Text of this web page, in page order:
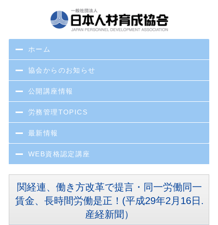
ホーム
協会からのお知らせ
公開講座情報
労務管理TOPICS
最新情報
WEB資格認定講座
関経連、働き方改革で提言・同一労働同一
賃金、長時間労働是正！(平成29年2月16日.
産経新聞）